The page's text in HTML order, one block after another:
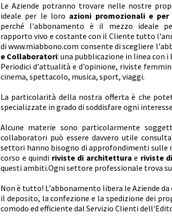
Le Aziende potranno trovare nelle nostre
ideale per le loro azioni promozionali e
perché l'abbonamento è il mezzo ideale
rapporto vivo e costante con il Cliente tutto
di www.miabbono.com consente di scegliere
e Collaboratori: una pubblicazione in linea con
Periodici d'attualità e d'opinione, riviste
cinema, spettacolo, musica, sport, viaggi.
La particolarità della nostra offerta è che
specializzate in grado di soddisfare ogni
Alcune materie sono particolarmente
collaboratori può essere davvero utile
settori hanno bisogno di approfondimenti sulle
corso e quindi riviste di architettura e riviste
questi ambiti.Ogni settore professionale trova
Non è tutto! L'abbonamento libera le Aziende
il deposito, la confezione e la spedizione dei
comodo ed efficiente dal Servizio Clienti